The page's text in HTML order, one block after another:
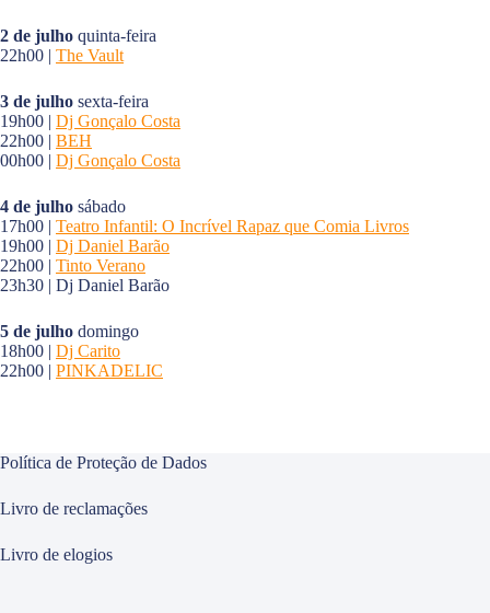
2 de julho quinta-feira
22h00 | The Vault
3 de julho sexta-feira
19h00 | Dj Gonçalo Costa
22h00 | BEH
00h00 | Dj Gonçalo Costa
4 de julho sábado
17h00 | Teatro Infantil: O Incrível Rapaz que Comia Livros
19h00 | Dj Daniel Barão
22h00 | Tinto Verano
23h30 | Dj Daniel Barão
5 de julho domingo
18h00 | Dj Carito
22h00 | PINKADELIC
Política de Proteção de Dados
Livro de reclamações
Livro de elogios